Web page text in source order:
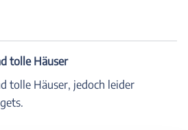
tolle Häuser
tolle Häuser, jedoch leider